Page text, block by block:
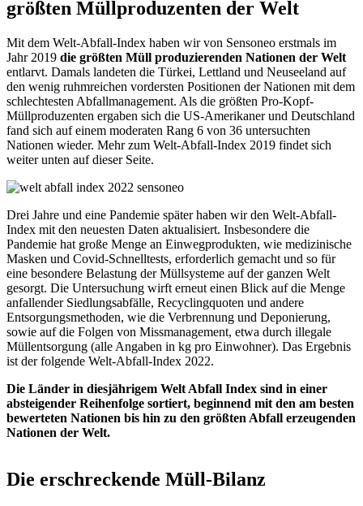
größten Müllproduzenten der Welt
Mit dem Welt-Abfall-Index haben wir von Sensoneo erstmals im
Jahr 2019 die größten Müll produzierenden Nationen der Welt
entlarvt. Damals landeten die Türkei, Lettland und Neuseeland auf
den wenig ruhmreichen vordersten Positionen der Nationen mit dem
schlechtesten Abfallmanagement. Als die größten Pro-Kopf-
Müllproduzenten ergaben sich die US-Amerikaner und Deutschland
fand sich auf einem moderaten Rang 6 von 36 untersuchten
Nationen wieder. Mehr zum Welt-Abfall-Index 2019 findet sich
weiter unten auf dieser Seite.
Drei Jahre und eine Pandemie später haben wir den Welt-Abfall-
Index mit den neuesten Daten aktualisiert. Insbesondere die
Pandemie hat große Menge an Einwegprodukten, wie medizinische
Masken und Covid-Schnelltests, erforderlich gemacht und so für
eine besondere Belastung der Müllsysteme auf der ganzen Welt
gesorgt. Die Untersuchung wirft erneut einen Blick auf die Menge
anfallender Siedlungsabfälle, Recyclingquoten und andere
Entsorgungsmethoden, wie die Verbrennung und Deponierung,
sowie auf die Folgen von Missmanagement, etwa durch illegale
Müllentsorgung (alle Angaben in kg pro Einwohner). Das Ergebnis
ist der folgende Welt-Abfall-Index 2022.
Die Länder in diesjährigem Welt Abfall Index sind in einer
absteigender Reihenfolge sortiert, beginnend mit den am besten
bewerteten Nationen bis hin zu den größten Abfall erzeugenden
Nationen der Welt.
Die erschreckende Müll-Bilanz